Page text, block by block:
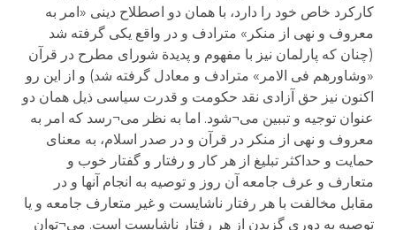
کارکرد خاص خود را دارد، با همان دو اصطلاح دینی «امر به
معروف و نهی از منکر» مترادف و در واقع یکی گرفته شد
(چنان که پارلمان نیز با مفهوم و پدیدة شورای مطرح در قرآن
«وشاورهم فی الامر» مترادف و معادل گرفته شد) و از این رو
اکنون نیز حق آزادی نقد حکومت و قدرت سیاسی ذیل همان دو
عنوان توجیه و تببین می¬شود. اما به نظر می¬رسد که امر به
معروف و نهی از منکر در قرآن و در صدر اسلام، به معنای
حمایت و حداکثر تبلیغ از هر کار و رفتار و گفتار خوب و
متعارف و عرف جامعه آن روز و توصیه به انجام آنها و در
مقابل مخالفت با هر رفتار ناشایست و غیر متعارف جامعه و یا
توصیه به دوری گزیدن از هر رفتار ناشایست است. می¬توان